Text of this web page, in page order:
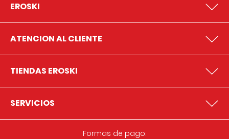
EROSKI
ATENCION AL CLIENTE
TIENDAS EROSKI
SERVICIOS
Formas de pago: